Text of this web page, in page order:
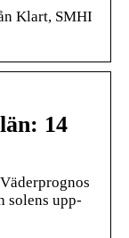
Klart, SMHI
14
solens upp-